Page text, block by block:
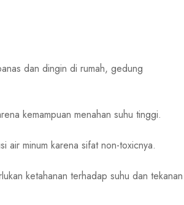
dan dingin di rumah, gedung
kemampuan menahan suhu tinggi.
air minum karena sifat non-toxicnya.
ketahanan terhadap suhu dan tekanan